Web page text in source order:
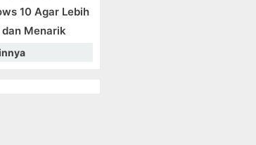
10 Agar Lebih
dan Menarik